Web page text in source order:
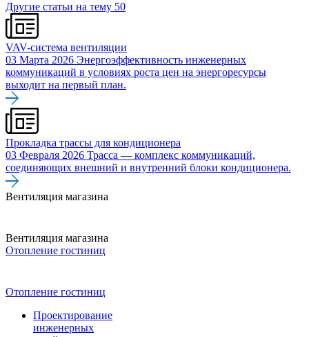
Другие статьи на тему 50
VAV-система вентиляции
03 Марта 2026 Энергоэффективность инженерных
коммуникаций в условиях роста цен на энергоресурсы
выходит на первый план.
Прокладка трассы для кондиционера
03 Февраля 2026 Трасса — комплекс коммуникаций,
соединяющих внешний и внутренний блоки кондиционера.
Вентиляция магазина
Вентиляция магазина
Отопление гостиниц
Отопление гостиниц
Проектирование
инженерных